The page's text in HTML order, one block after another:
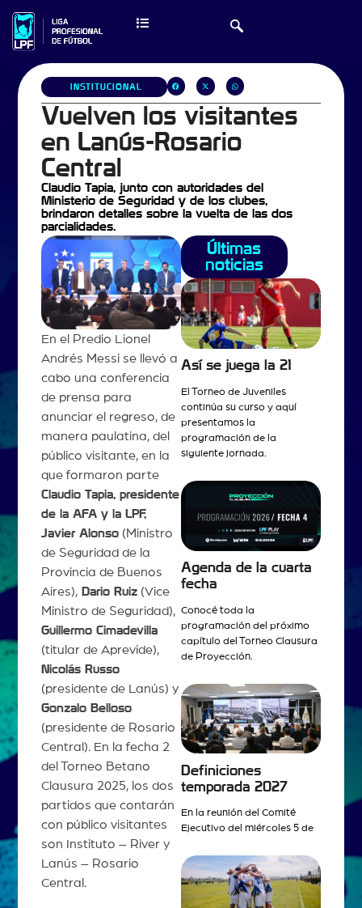
INSTITUCIONAL
Vuelven los visitantes
en Lanús-Rosario
Central
Claudio Tapia, junto con autoridades del
Ministerio de Seguridad y de los clubes,
brindaron detalles sobre la vuelta de las dos
parcialidades.
En el Predio Lionel
Andrés Messi se llevó a
cabo una conferencia
de prensa para
anunciar el regreso, de
manera paulatina, del
público visitante, en la
que formaron parte
Claudio Tapia, presidente
de la AFA y la LPF,
Javier Alonso(Ministro
de Seguridad de la
Provincia de Buenos
Aires),Dario Ruiz(Vice
Ministro de Seguridad),
Guillermo Cimadevilla
(titular de Aprevide),
Nicolás Russo
(presidente de Lanús) y
Gonzalo Belloso
(presidente de Rosario
Central). En la fecha 2
del Torneo Betano
Clausura 2025, los dos
partidos que contarán
con público visitantes
son Instituto – River y
Lanús – Rosario
Central.
Últimas
noticias
Así se juega la 21
El Torneo de Juveniles
continúa su curso y aquí
presentamos la
programación de la
siguiente jornada.
Agenda de la cuarta
fecha
Conocé toda la
programación del próximo
capítulo del Torneo Clausura
de Proyección.
Definiciones
temporada 2027
En la reunión del Comité
Ejecutivo del miércoles 5 de